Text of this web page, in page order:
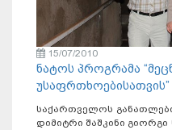
15/07/2010
ნატოს პროგრამა
უსაფრთხოებისათვის”
საქართველოს
დიმიტრი შაშკინი